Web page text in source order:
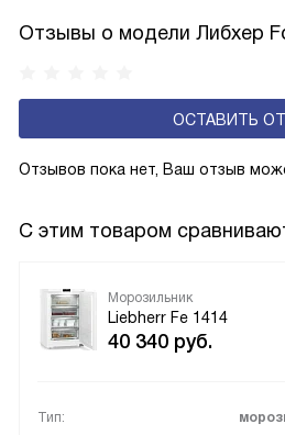
не придется тратить свои силы
разрезать на части, чтобы они
Достаточно просто
Отзывы о модели Либхер
ОСТАВИТЬ
Отзывов пока нет, Ваш отзыв
С этим товаром
Морозильник
Liebherr Fe 1414
40 340 руб.
Тип: